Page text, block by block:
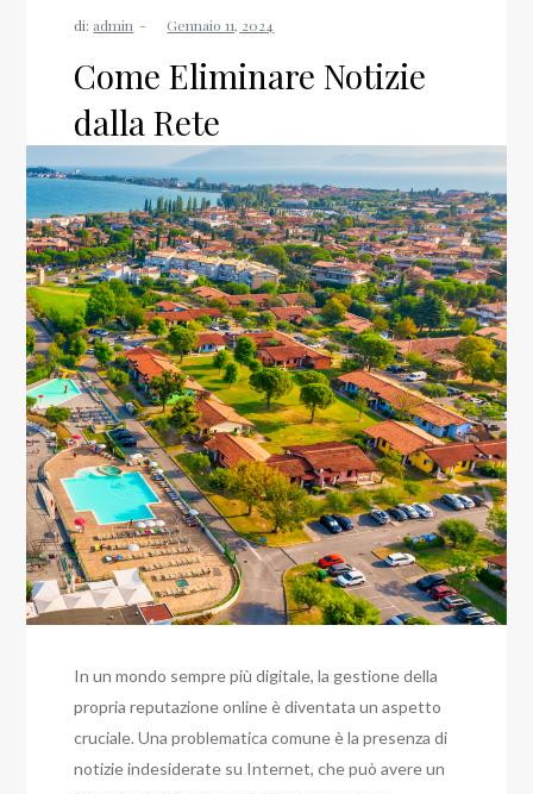
di: admin
Come Eliminare Notizie
dalla Rete
In un mondo sempre più digitale, la gestione della
propria reputazione online è diventata un aspetto
cruciale. Una problematica comune è la presenza di
notizie indesiderate su Internet, che può avere un